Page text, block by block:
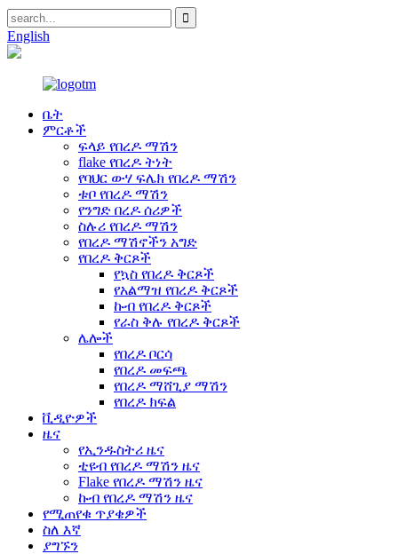
English
ቤት
ምርቶች
ፍላይ የበረዶ ማሽን
flake የበረዶ ትነት
የባህር ውሃ ፍሌክ የበረዶ ማሽን
ቱቦ የበረዶ ማሽን
የንግድ በረዶ ሰሪዎች
ስሉሪ የበረዶ ማሽን
የበረዶ ማሽኖችን አግድ
የበረዶ ቅርጾች
የኳስ የበረዶ ቅርጾች
የአልማዝ የበረዶ ቅርጾች
ኩብ የበረዶ ቅርጾች
የራስ ቅሉ የበረዶ ቅርጾች
ሌሎች
የበረዶ ቦርሳ
የበረዶ መፍጫ
የበረዶ ማሸጊያ ማሽን
የበረዶ ክፍል
ቪዲዮዎች
ዜና
የኢንዱስትሪ ዜና
ቲዩብ የበረዶ ማሽን ዜና
Flake የበረዶ ማሽን ዜና
ኩብ የበረዶ ማሽን ዜና
የሚጠየቁ ጥያቄዎች
ስለ እኛ
ያግኙን